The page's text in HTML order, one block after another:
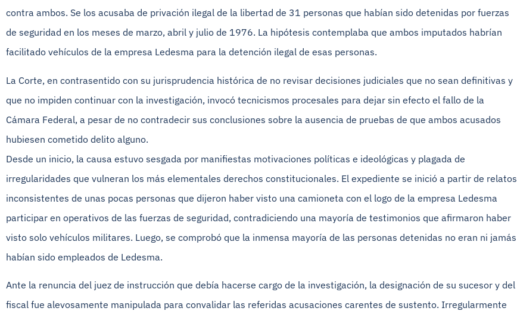
contra ambos. Se los acusaba de privación ilegal de la libertad de 31 personas que habían sido detenidas por fuerzas
de seguridad en los meses de marzo, abril y julio de 1976. La hipótesis contemplaba que ambos imputados habrían
facilitado vehículos de la empresa Ledesma para la detención ilegal de esas personas.
La Corte, en contrasentido con su jurisprudencia histórica de no revisar decisiones judiciales que no sean definitivas y
que no impiden continuar con la investigación, invocó tecnicismos procesales para dejar sin efecto el fallo de la
Cámara Federal, a pesar de no contradecir sus conclusiones sobre la ausencia de pruebas de que ambos acusados
hubiesen cometido delito alguno.
Desde un inicio, la causa estuvo sesgada por manifiestas motivaciones políticas e ideológicas y plagada de
irregularidades que vulneran los más elementales derechos constitucionales. El expediente se inició a partir de relatos
inconsistentes de unas pocas personas que dijeron haber visto una camioneta con el logo de la empresa Ledesma
participar en operativos de las fuerzas de seguridad, contradiciendo una mayoría de testimonios que afirmaron haber
visto solo vehículos militares. Luego, se comprobó que la inmensa mayoría de las personas detenidas no eran ni jamás
habían sido empleados de Ledesma.
Ante la renuncia del juez de instrucción que debía hacerse cargo de la investigación, la designación de su sucesor y del
fiscal fue alevosamente manipulada para convalidar las referidas acusaciones carentes de sustento. Irregularmente